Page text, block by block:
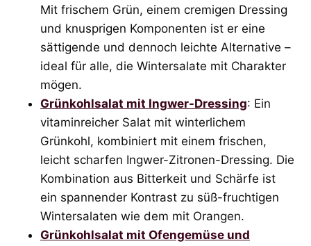
Mit frischem Grün, einem cremigen Dressing
und knusprigen Komponenten ist er eine
sättigende und dennoch leichte Alternative –
ideal für alle, die Wintersalate mit Charakter
mögen.
Grünkohlsalat mit Ingwer-Dressing: Ein
vitaminreicher Salat mit winterlichem
Grünkohl, kombiniert mit einem frischen,
leicht scharfen Ingwer-Zitronen-Dressing. Die
Kombination aus Bitterkeit und Schärfe ist
ein spannender Kontrast zu süß-fruchtigen
Wintersalaten wie dem mit Orangen.
Grünkohlsalat mit Ofengemüse und